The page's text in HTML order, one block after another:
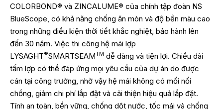
COLORBOND® và ZINCALUME® của chính tập đoàn NS
BlueScope, có khả năng chống ăn mòn và độ bền màu cao
trong những điều kiện thời tiết khắc nghiệt, bảo hành lên
đến 30 năm. Việc thi công hệ mái lợp
LYSAGHT®SMARTSEAMTM dễ dàng và tiện lợi. Chiều dài
tấm lợp có thể đáp ứng mọi yêu cầu của dự án do được
cán tại công trường, nhờ vậy hệ mái không có mối nối
chồng, giảm chi phí lắp đặt và cải thiện hiệu quả lắp đặt.
Tính an toàn, bền vững, chống dột nước, tốc mái và chống